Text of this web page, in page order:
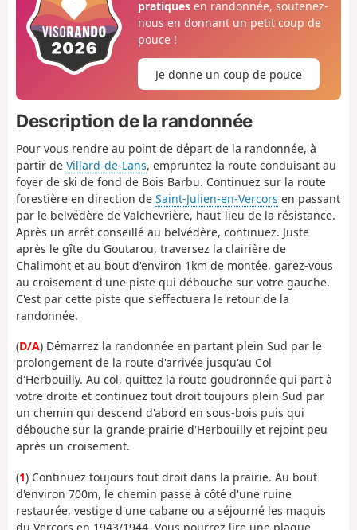
pratiquesen randonnée, soutenez-
nous en donnant un petit coup de
pouce !
Je donne un coup de pouce
Description de la randonnée
Pour vous rendre au point de départ de la randonnée, à
partir de Villard-de-Lans, empruntez la route conduisant au
foyer de ski de fond de Bois Barbu. Continuez sur la route
forestière en direction de Saint-Julien-en-Vercors en passant
par le belvédère de Valchevrière, haut-lieu de la résistance.
Après un arrêt conseillé au belvédère, continuez. Juste
après le gîte du Goutarou, traversez la clairière de
Chalimont et au bout d'environ 1km de montée, garez-vous
au croisement d'une piste qui débouche sur votre gauche.
C'est par cette piste que s'effectuera le retour de la
randonnée.
(D/A) Démarrez la randonnée en partant plein Sud par le
prolongement de la route d'arrivée jusqu'au Col
d'Herbouilly. Au col, quittez la route goudronnée qui part à
votre droite et continuez tout droit toujours plein Sud par
un chemin qui descend d'abord en sous-bois puis qui
débouche sur la grande prairie d'Herbouilly et rejoint peu
après un croisement.
(1) Continuez toujours tout droit dans la prairie. Au bout
d'environ 700m, le chemin passe à côté d'une ruine
restaurée, vestige d'une cabane ou a séjourné les maquis